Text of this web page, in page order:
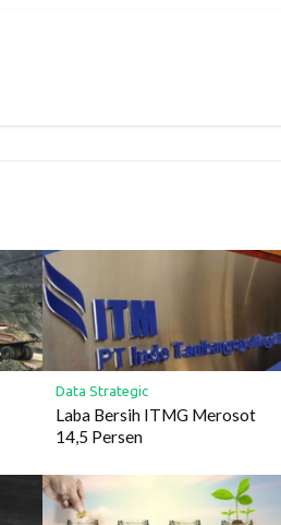
Data Strategic
Laba Bersih ITMG Merosot
14,5 Persen